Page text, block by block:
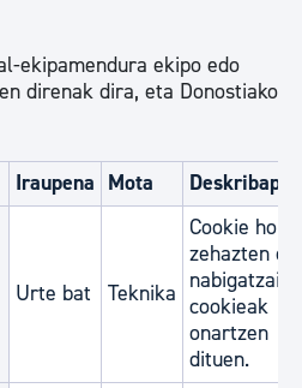
ekipamendura ekipo edo
direnak dira, eta Donostiako
Iraupena Mota
Urte bat Teknika
Cookie
zehazten du
cookieak
onartzen
dituen.